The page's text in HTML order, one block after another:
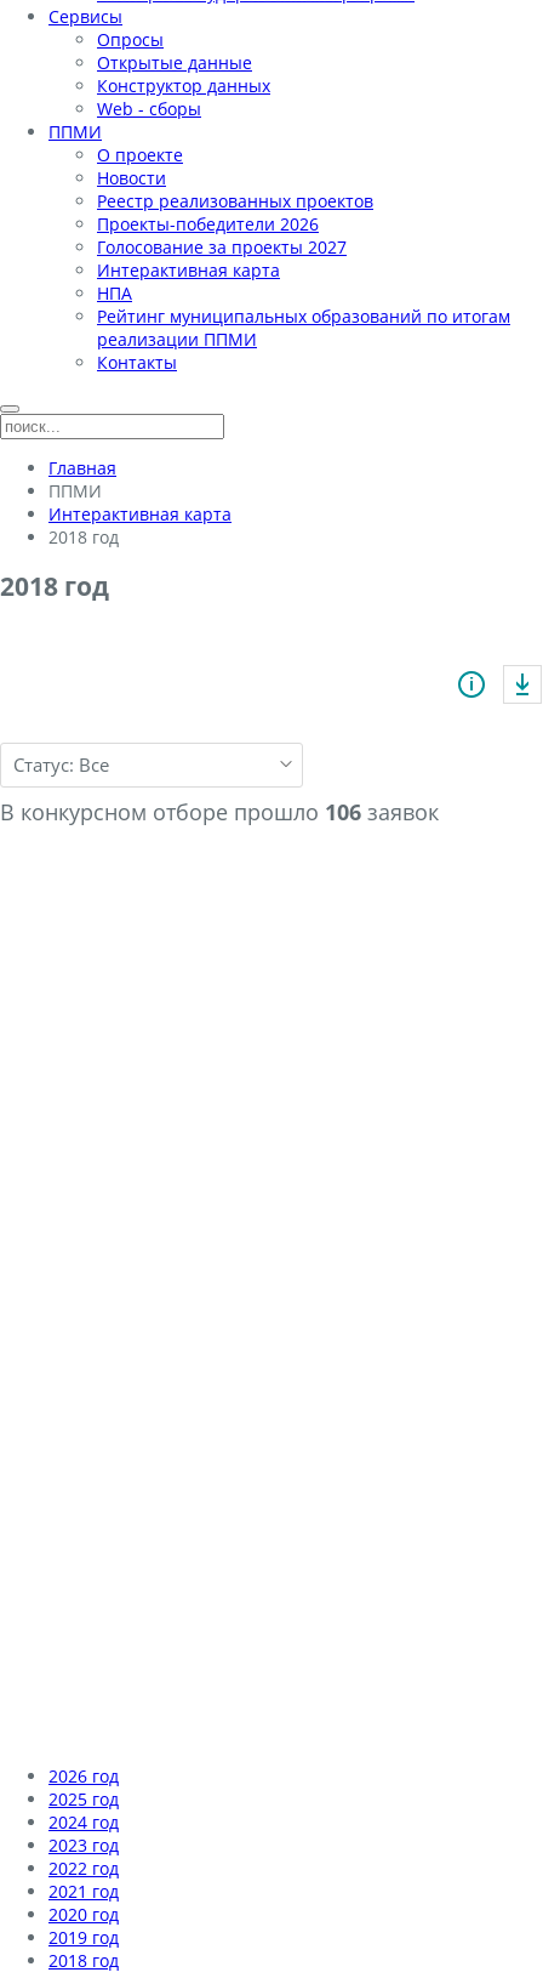
Сервисы
Опросы
Открытые данные
Конструктор данных
Web - сборы
ППМИ
О проекте
Новости
Реестр реализованных проектов
Проекты-победители 2026
Голосование за проекты 2027
Интерактивная карта
НПА
Рейтинг муниципальных образований по итогам
реализации ППМИ
Контакты
Главная
ППМИ
Интерактивная карта
2018 год
2018 год
chevron_down
В конкурсном отборе прошло 106 заявок
2026 год
2025 год
2024 год
2023 год
2022 год
2021 год
2020 год
2019 год
2018 год